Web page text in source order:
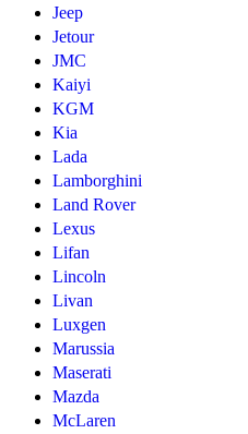
Jeep
Jetour
JMC
Kaiyi
KGM
Kia
Lada
Lamborghini
Land Rover
Lexus
Lifan
Lincoln
Livan
Luxgen
Marussia
Maserati
Mazda
McLaren